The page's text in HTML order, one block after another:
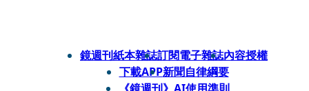
鏡週刊紙本雜誌訂閱電子雜誌內容授權
下載APP新聞自律綱要